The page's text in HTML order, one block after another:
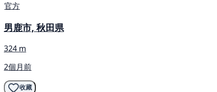
官方
男鹿市, 秋田県
324 m
2個月前
收藏